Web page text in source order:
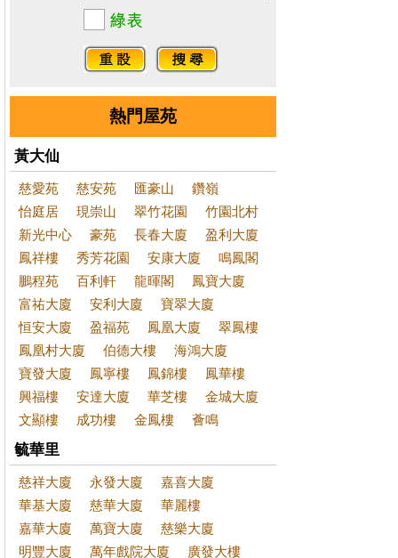
熱門屋苑
黃大仙
慈愛苑 慈安苑 匯豪山
鑽嶺
怡庭居
現崇山 翠竹花園
竹園北村
新光中心
豪苑 長春大廈
盈利大廈
鳳祥樓
秀芳花園 安康大廈
鳴鳳閣
鵬程苑
百利軒 龍暉閣
鳳寶大廈
富祐大廈
安利大廈
寶翠大廈
恒安大廈
盈福苑 鳳凰大廈
翠鳳樓
鳳凰村大廈
伯德大樓
海鴻大廈
寶發大廈
鳳寧樓 鳳錦樓
鳳華樓
興福樓
安達大廈 華芝樓
金城大廈
文顯樓
成功樓 金鳳樓 薈鳴
毓華里
慈祥大廈 永發大廈
嘉喜大廈
華基大廈
慈華大廈
華麗樓
嘉華大廈
萬寶大廈
慈樂大廈
明豐大廈
萬年戲院大廈
廣發大樓